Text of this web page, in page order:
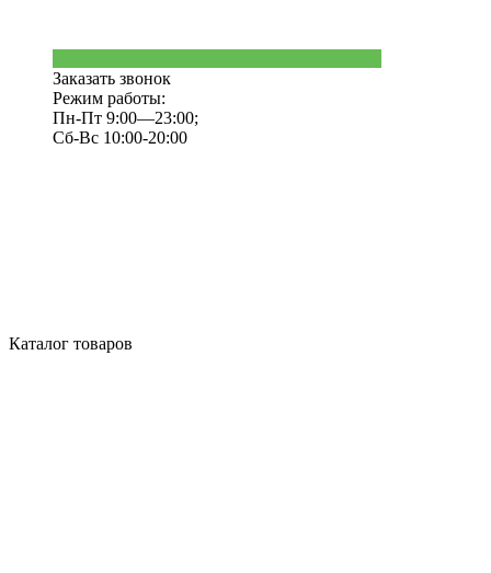
Заказать звонок
Режим работы:
Пн-Пт 9:00—23:00;
Сб-Вс 10:00-20:00
Каталог товаров